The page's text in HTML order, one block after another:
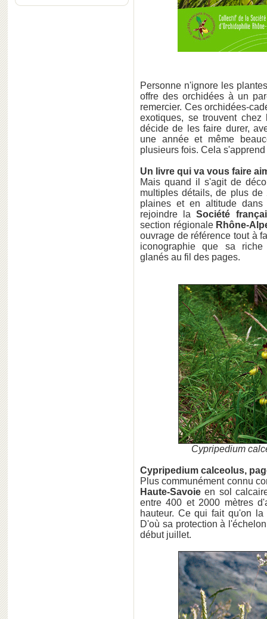
Personne n'ignore les
offre des orchidées à un
remercier. Ces orchidées-
exotiques, se trouvent
décide de les faire durer,
une année et même
plusieurs fois. Cela
Un livre qui va vous faire
Mais quand il s'agit de
multiples détails, de plus
plaines et en altitude
rejoindre laSociété
section régionale Rhône-
ouvrage de référence tout à
iconographie que sa riche
glanés au fil des pages.
Cypripedium
Cypripedium calceolus,
Plus communément connu
Haute-Savoie en sol
entre 400 et 2000 mètres
hauteur. Ce qui fait qu'on
D'où sa protection à
début juillet.